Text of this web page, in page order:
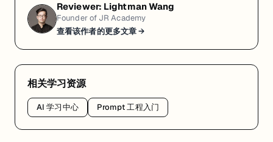
Reviewer: Lightman Wang
Founder of JR Academy
查看该作者的更多文章 →
相关学习资源
AI 学习中心 Prompt 工程入门